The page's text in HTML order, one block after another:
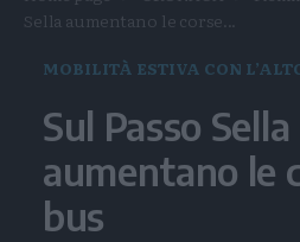
Sella aumentano le corse...
MOBILITÀ ESTIVA CON
Sul Passo Sella
aumentano le
bus